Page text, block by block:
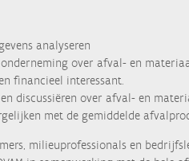
analyseren
over afval- en
financieel interessant.
discussiëren over afval- en
met de gemiddelde
milieuprofessionals en